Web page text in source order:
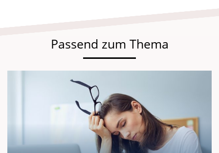
Passend zum Thema